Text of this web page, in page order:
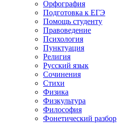
Орфография
Подготовка к ЕГЭ
Помощь студенту
Правоведение
Психология
Пунктуация
Религия
Русский язык
Сочинения
Стихи
Физика
Физкультура
Философия
Фонетический разбор